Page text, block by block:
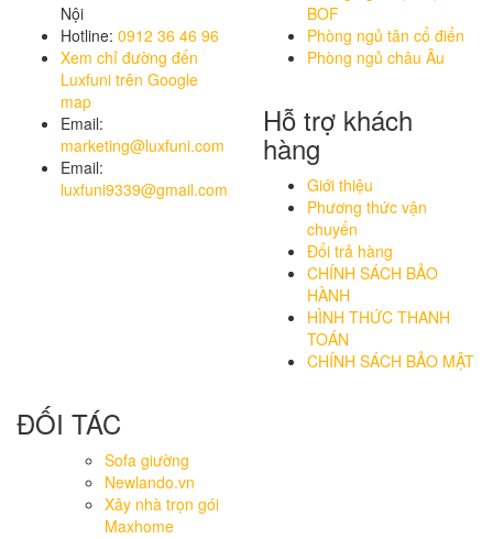
Nội
Hotline: 0912 36 46 96
Xem chỉ đường đến
Luxfuni trên Google
map
Email:
marketing@luxfuni.com
Email:
luxfuni9339@gmail.com
BOF
Phòng ngủ tân cổ điển
Phòng ngủ châu Âu
Hỗ trợ khách
hàng
Giới thiệu
Phương thức vận
chuyển
Đổi trả hàng
CHÍNH SÁCH BẢO
HÀNH
HÌNH THỨC THANH
TOÁN
CHÍNH SÁCH BẢO MẬT
ĐỐI TÁC
Sofa giường
Newlando.vn
Xây nhà trọn gói
Maxhome